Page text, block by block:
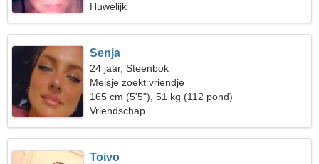
Huwelijk
Senja
24 jaar, Steenbok
Meisje zoekt vriendje
165 cm (5'5"), 51 kg (112 pond)
Vriendschap
Toivo